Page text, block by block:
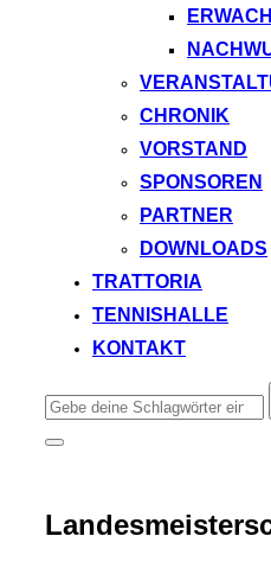
CHRONIK
VORSTAND
SPONSOREN
PARTNER
DOWNLOADS
TRATTORIA
TENNISHALLE
KONTAKT
Suchen
nach:
Seitenleiste